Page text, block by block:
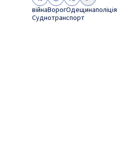
війнаВорогОдещинаполіція
Суднотранспорт